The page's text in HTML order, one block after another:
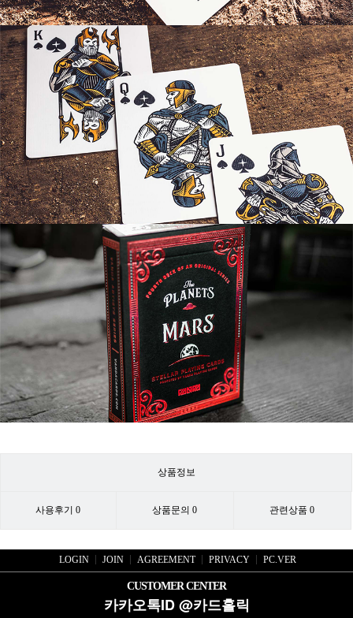
상품정보
사용후기0 상품문의0 관련상품0
LOGIN JOIN AGREEMENT PRIVACY PC.VER
CUSTOMER CENTER
카카오톡ID @카드홀릭